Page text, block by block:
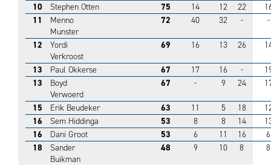
10 Stephen Otten 75 14 12 22
11
Menno
Munster
72 40 32 - -
12
Yordi
Verkroost
69 16 13 26
13 Paul Okkerse 67 17 16 -
13
Boyd
Verwoerd
67 - 9 24
15 Erik Beudeker 63 11 5 18
16
Sem Hiddinga 53 8 8 14
16
Dani Groot 53 6 11 16
6
18
Sander
Buikman
48 9 10 8 8